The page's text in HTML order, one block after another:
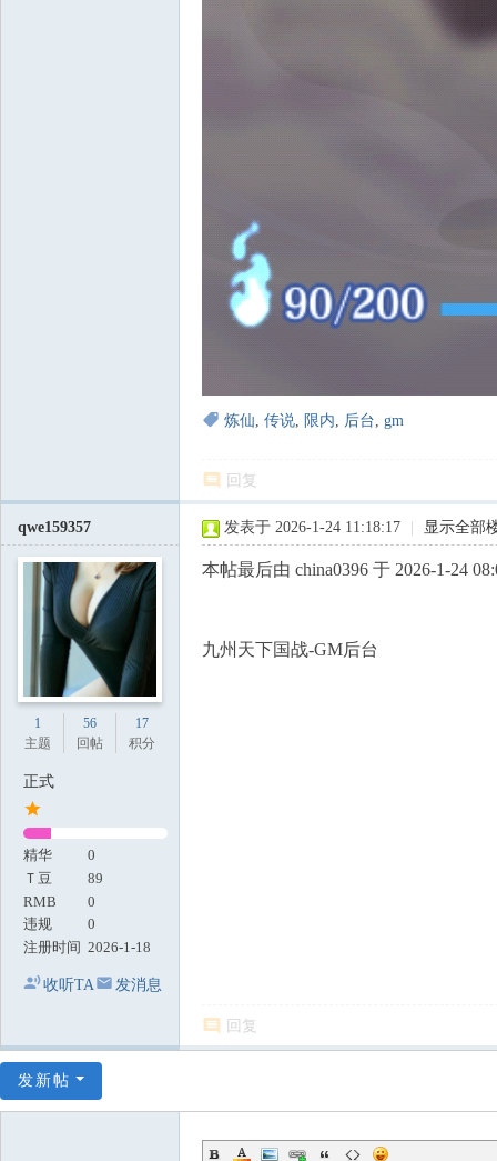
炼仙, 传说, 限内, 后台, gm
回复
qwe159357
1
主题
56
回帖
17
积分
正式
精华
0
Ｔ豆
89
RMB
0
违规
0
注册时间 2026-1-18
收听TA 发消息
发表于 2026-1-24 11:18:17 显示全部
本帖最后由 china0396 于 2026-1-24
九州天下国战-GM后台
回复
发新帖